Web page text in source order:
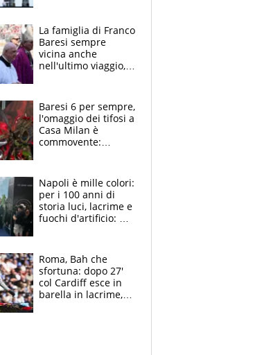
La famiglia di Franco
Baresi sempre
vicina anche
nell'ultimo viaggio,
circondati
dall'affetto dei tifosi
Baresi 6 per sempre,
l'omaggio dei tifosi a
Casa Milan è
commovente:
bigliettini
Napoli è mille colori:
per i 100 anni di
storia luci, lacrime e
fuochi d'artificio: De
Roma, Bah che
sfortuna: dopo 27'
col Cardiff esce in
barella in lacrime,